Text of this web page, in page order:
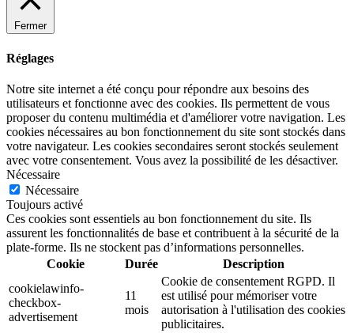
Fermer
Réglages
Notre site internet a été conçu pour répondre aux besoins des
utilisateurs et fonctionne avec des cookies. Ils permettent de vous
proposer du contenu multimédia et d'améliorer votre navigation. Les
cookies nécessaires au bon fonctionnement du site sont stockés dans
votre navigateur. Les cookies secondaires seront stockés seulement
avec votre consentement. Vous avez la possibilité de les désactiver.
Nécessaire
Nécessaire
Toujours activé
Ces cookies sont essentiels au bon fonctionnement du site. Ils
assurent les fonctionnalités de base et contribuent à la sécurité de la
plate-forme. Ils ne stockent pas d’informations personnelles.
Cookie
Durée
Description
cookielawinfo-
checkbox-
advertisement
11
mois
Cookie de consentement RGPD. Il
est utilisé pour mémoriser votre
autorisation à l'utilisation des cookies
publicitaires.